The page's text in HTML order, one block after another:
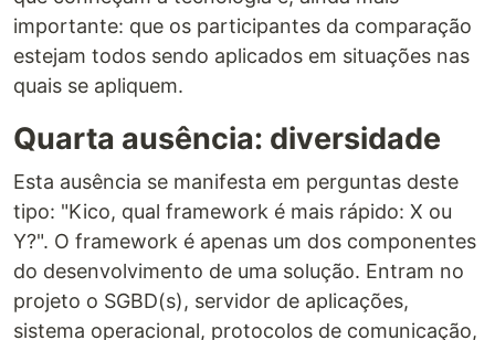
importante: que os participantes da comparação
estejam todos sendo aplicados em situações nas
quais se apliquem.
Quarta ausência: diversidade
Esta ausência se manifesta em perguntas deste
tipo: "Kico, qual framework é mais rápido: X ou
Y?". O framework é apenas um dos componentes
do desenvolvimento de uma solução. Entram no
projeto o SGBD(s), servidor de aplicações,
sistema operacional, protocolos de comunicação,